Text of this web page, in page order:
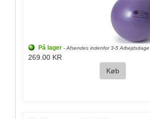
På lager - Afsendes indenfor 3-5 Arbejdsdage
269.00 KR
Køb